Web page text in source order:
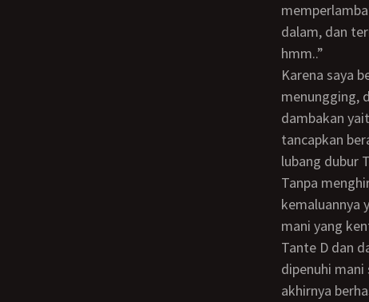
dalam, dan
hmm..”
Karena saya belum mencapai puncak, jadi saya suruh Tante D merubah posisi jadi
menungging,
dambakan
tancapkan
lubang dubur
Tanpa menghiraukan kata dia, saya langsung masukkan jari saya ke dalam lubang
kemaluannya
mani yang
Tante D dan
dipenuhi
akhirnya